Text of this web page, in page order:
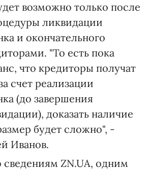
возможно только после
ликвидации
и окончательного
"То есть пока
что кредиторы получат
счет реализации
(до завершения
доказать наличие
будет сложно", -
Иванов.
ZN.UA, одним